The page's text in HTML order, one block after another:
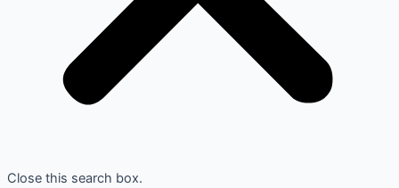
Close this search box.